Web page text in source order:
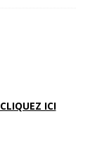
CLIQUEZ ICI